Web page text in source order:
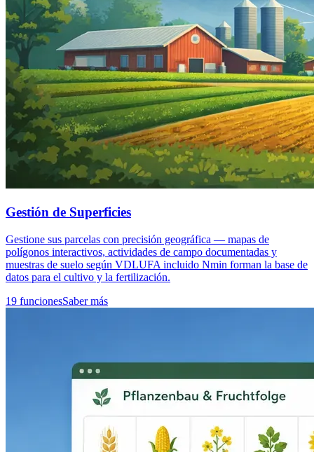
Gestión de Superficies
Gestione sus parcelas con precisión geográfica — mapas de
polígonos interactivos, actividades de campo documentadas y
muestras de suelo según VDLUFA incluido Nmin forman la base de
datos para el cultivo y la fertilización.
19 funcionesSaber más